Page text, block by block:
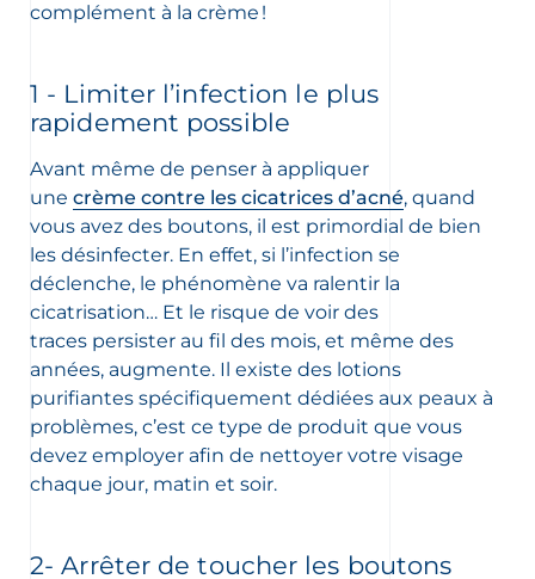
les newsletters
des informations sur les
et nouveautés produits par
sur la protection de vos données
consultez notre
des données personnelles
complément à la crème !
1 - Limiter l’infection le plus
rapidement possible
Avant même de penser à appliquer
une crème contre les cicatrices d’acné, quand
vous avez des boutons, il est primordial de bien
les désinfecter. En effet, si l’infection se
déclenche, le phénomène va ralentir la
cicatrisation… Et le risque de voir des
traces persister au fil des mois, et même des
années, augmente. Il existe des lotions
purifiantes spécifiquement dédiées aux peaux à
problèmes, c’est ce type de produit que vous
devez employer afin de nettoyer votre visage
chaque jour, matin et soir.
2- Arrêter de toucher les boutons